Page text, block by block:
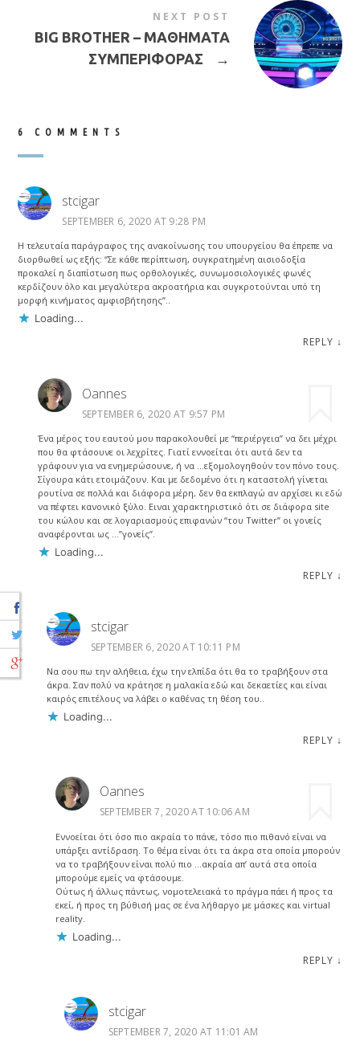
NEXT POST
BIG BROTHER – ΜΑΘΗΜΑΤΑ
ΣΥΜΠΕΡΙΦΟΡΑΣ
→
6 COMMENTS
stcigar
SEPTEMBER 6, 2020 AT 9:28 PM
Η τελευταία παράγραφος της ανακοίνωσης του υπουργείου θα έπρεπε να
διορθωθεί ως εξής: “Σε κάθε περίπτωση, συγκρατημένη αισιοδοξία
προκαλεί η διαπίστωση πως ορθολογικές, συνωμοσιολογικές φωνές
κερδίζουν όλο και μεγαλύτερα ακροατήρια και συγκροτούνται υπό τη
μορφή κινήματος αμφισβήτησης”..
Loading...
REPLY ↓
Oannes
SEPTEMBER 6, 2020 AT 9:57 PM
Ένα μέρος του εαυτού μου παρακολουθεί με “περιέργεια” να δει μέχρι
που θα φτάσουνε οι λεχρίτες. Γιατί εννοείται ότι αυτά δεν τα
γράφουν για να ενημερώσουνε, ή να …εξομολογηθούν τον πόνο τους.
Σίγουρα κάτι ετοιμάζουν. Και με δεδομένο ότι η καταστολή γίνεται
ρουτίνα σε πολλά και διάφορα μέρη, δεν θα εκπλαγώ αν αρχίσει κι εδώ
να πέφτει κανονικό ξύλο. Ειναι χαρακτηριστικό ότι σε διάφορα site
του κώλου και σε λογαριασμούς επιφανών “του Twitter” οι γονείς
αναφέρονται ως …”γονείς”.
Loading...
REPLY ↓
stcigar
SEPTEMBER 6, 2020 AT 10:11 PM
Να σου πω την αλήθεια, έχω την ελπίδα ότι θα το τραβήξουν στα
άκρα. Σαν πολύ να κράτησε η μαλακία εδώ και δεκαετίες και είναι
καιρός επιτέλους να λάβει ο καθένας τη θέση του..
Loading...
REPLY ↓
Oannes
SEPTEMBER 7, 2020 AT 10:06 AM
Εννοείται ότι όσο πιο ακραία το πάνε, τόσο πιο πιθανό είναι να
υπάρξει αντίδραση. Το θέμα είναι ότι τα άκρα στα οποία μπορούν
να το τραβήξουν είναι πολύ πιο …ακραία απ’ αυτά στα οποία
μπορούμε εμείς να φτάσουμε.
Ούτως ή άλλως πάντως, νομοτελειακά το πράγμα πάει ή προς τα
εκεί, ή προς τη βύθισή μας σε ένα λήθαργο με μάσκες και virtual
reality.
Loading...
REPLY ↓
stcigar
SEPTEMBER 7, 2020 AT 11:01 AM